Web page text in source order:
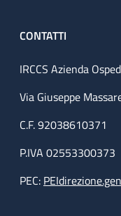
CONTATTI
IRCCS Azienda
Via Giuseppe
C.F. 92038610371
P.IVA 02553300373
PEC: